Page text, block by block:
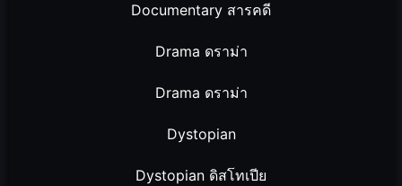
Documentary สารคดี
Drama ดราม่า
Drama ดราม่า
Dystopian
Dystopian ดิสโทเปีย